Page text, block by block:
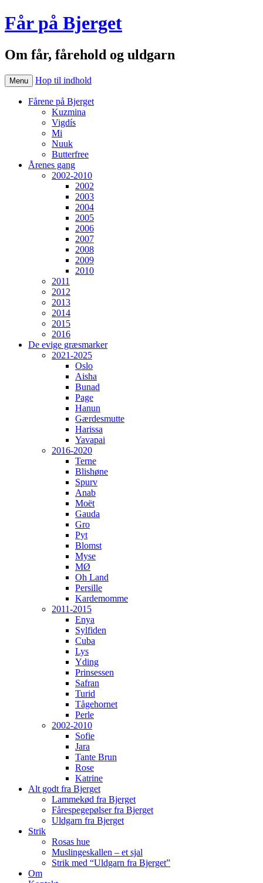
Får på Bjerget
Om får, fårehold og uldgarn
Menu Hop til indhold
Fårene på Bjerget
Kuzmina
Vigdís
Mi
Nuuk
Butterfree
Årenes gang
2002-2010
2002
2003
2004
2005
2006
2007
2008
2009
2010
2011
2012
2013
2014
2015
2016
De evige græsmarker
2021-2025
Oslo
Aisha
Bunad
Page
Hanun
Gærdesmutte
Harissa
Yavapai
2016-2020
Terne
Blishøne
Spurv
Anab
Moët
Gauda
Gro
Pyt
Blomst
Myse
MØ
Oh Land
Persille
Kardemomme
2011-2015
Enya
Sylfiden
Cuba
Lys
Yding
Prinsessen
Safran
Turid
Tågehornet
Perle
2002-2010
Sofie
Jara
Tante Brun
Rose
Katrine
Alt godt fra Bjerget
Lammekød fra Bjerget
Fårespegepølser fra Bjerget
Uldgarn fra Bjerget
Strik
Rosas hue
Muslingeskallen – et sjal
Strik med “Uldgarn fra Bjerget”
Om